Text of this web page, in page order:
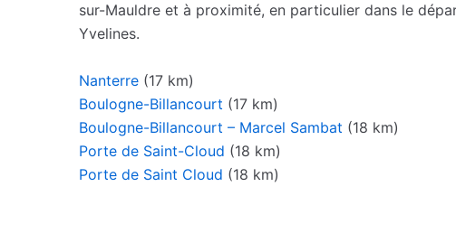
sur-Mauldre et à proximité, en particulier dans le
Yvelines.
Nanterre (17 km)
Boulogne-Billancourt (17 km)
Boulogne-Billancourt – Marcel Sambat (18 km)
Porte de Saint-Cloud (18 km)
Porte de Saint Cloud (18 km)